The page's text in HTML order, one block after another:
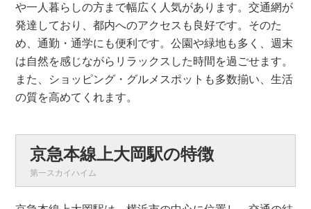
や一人暮らしの方まで幅広く人気があります。交通網が
発達しており、都内へのアクセスも良好です。そのた
め、通勤・通学にも便利です。公園や緑地も多く、週末
は自然を感じながらリラックスした時間を過ごせます。
また、ショッピング・グルメスポットも多数揃い、生活
の質を高めてくれます。
京急本線上大岡駅の特徴
第一スカイハイム